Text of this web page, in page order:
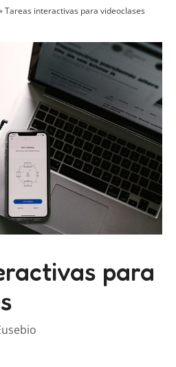
Tareas interactivas para videoclases
para